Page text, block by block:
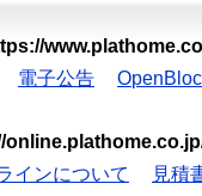
電子公告
インについて 見積